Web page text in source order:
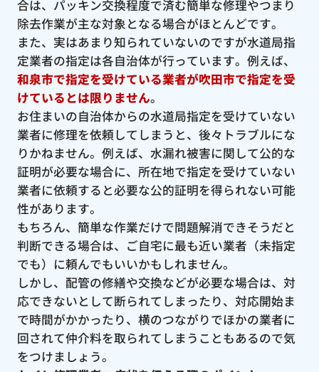
合は、パッキン交換程度で済む簡単な修理やつまり
除去作業が主な対象となる場合がほとんどです。
また、実はあまり知られていないのですが水道局指
定業者の指定は各自治体が行っています。例えば、
和泉市で指定を受けている業者が吹田市で指定を受
けているとは限りません。
お住まいの自治体からの水道局指定を受けていない
業者に修理を依頼してしまうと、後々トラブルにな
りかねません。例えば、水漏れ被害に関して公的な
証明が必要な場合に、所在地で指定を受けていない
業者に依頼すると必要な公的証明を得られない可能
性があります。
もちろん、簡単な作業だけで問題解消できそうだと
判断できる場合は、ご自宅に最も近い業者（未指定
でも）に頼んでもいいかもしれません。
しかし、配管の修繕や交換などが必要な場合は、対
応できないとして断られてしまったり、対応開始ま
で時間がかかったり、横のつながりでほかの業者に
回されて仲介料を取られてしまうこともあるので気
をつけましょう。